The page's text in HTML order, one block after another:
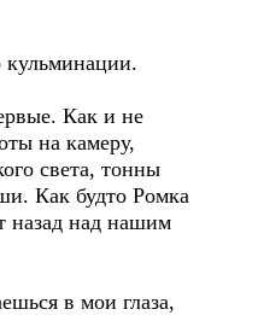
кульминации.
Как и не
на камеру,
света, тонны
Как будто Ромка
назад над нашим
в мои глаза,